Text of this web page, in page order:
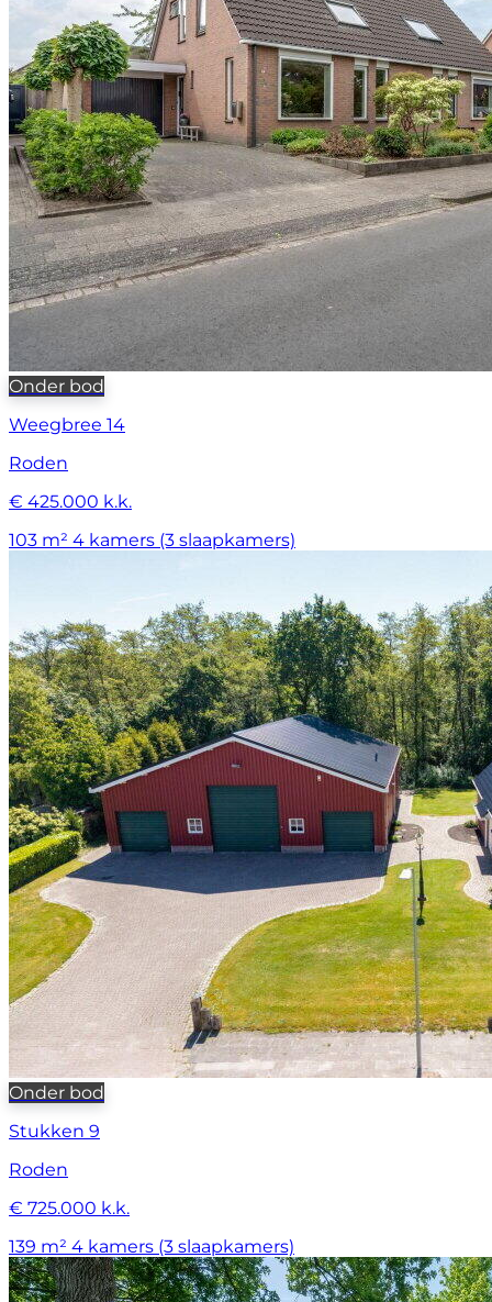
Onder bod
Weegbree 14
Roden
€ 425.000 k.k.
103 m² 4 kamers (3 slaapkamers)
Onder bod
Stukken 9
Roden
€ 725.000 k.k.
139 m² 4 kamers (3 slaapkamers)